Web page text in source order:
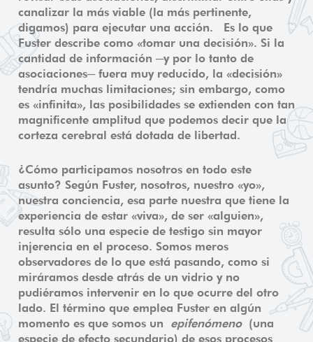
canalizar la más viable (la más pertinente,
digamos) para ejecutar una acción. Es lo que
Fuster describe como «tomar una decisión». Si la
cantidad de información ─y por lo tanto de
asociaciones─ fuera muy reducido, la «decisión»
tendría muchas limitaciones; sin embargo, como
es «infinita», las posibilidades se extienden con tan
magnificente amplitud que podemos decir que la
corteza cerebral está dotada de libertad.
¿Cómo participamos nosotros en todo este
asunto? Según Fuster, nosotros, nuestro «yo»,
nuestra conciencia, esa parte nuestra que tiene la
experiencia de estar «viva», de ser «alguien»,
resulta sólo una especie de testigo sin mayor
injerencia en el proceso. Somos meros
observadores de lo que está pasando, como si
miráramos desde atrás de un vidrio y no
pudiéramos intervenir en lo que ocurre del otro
lado. El término que emplea Fuster en algún
momento es que somos un epifenómeno(una
especie de efecto secundario) de esos procesos